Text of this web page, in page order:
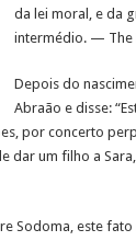
da lei moral, e da
intermédio. — The
Depois do
Abraão e disse:
por concerto
dar um filho a
Sodoma, este